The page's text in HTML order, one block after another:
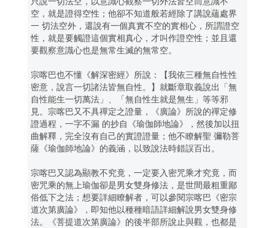
空，就是證得空性；他卻不知道般若經除了講說蘊處界
一 切法空外，還說有一個真實不空的實相心，所謂證空
性，就是要觸證這個實相真心，才叫作證空性；並且還
要觀察意識心也是無常生滅的無常空。
宗喀巴也不懂《解深密經》所說：【我依三種無自性性
密意，說言一切諸法皆無自性。】就斷章取義說出「無
自性能生一切萬法」、「無自性生就是無生」等等邪
見。宗喀巴又不具禪定之證量，《廣論》所說的禪定修
證過程，一字不漏 的抄自《瑜伽師地論》，然後加以扭
曲解釋，完全沒有自己的實證證量；他不瞭解聖 彌勒菩
薩《瑜伽師地論》的義涵，以致說法時錯誤百出。
宗喀巴又認為顯教不究竟，一定要入密咒乘才究竟，而
密咒乘的無上瑜伽卻是男女雙身修法，是世間最粗重鄙
俗低下之法；想要詳細瞭解者，可以參閱宗喀巴《密宗
道次第廣論》，即知他以種種暗語詳細解說男女雙身修
法。《菩提道次第廣論》的後半部所說止與觀，也都是